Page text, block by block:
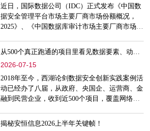
危漏洞。这不仅是一项技术突破，更是一个时代
信号：AI正从网络攻防的辅助工具，演进为重
构格局的核心变量。当漏洞发现
近日，国际数据公司（IDC）正式发布《中国数
据安全管理平台市场主要厂商市场份额概况，
2025》、《中国数据库审计市场主要厂商市场份
据安全管理平台市场份额位列第一，连续两年蝉
联该赛道冠军；同时，安恒信息在中国数据库审
计市场份额斩获第一。双榜夺冠，标志着安恒信
息在数据安全领域的技术实力与市场表现获得市
场的高度认可。数据安全管理平台：连续两年蝉
联第一安恒数盾数据安全管
2026-07-15
2018年至今，西湖论剑数据安全创新实践案例活
动已经办了八届，从政府、央国企、运营商、金
融到民营企业，收到近500个项目，覆盖网络安
这些案例成了行业的实践样本库。今年更直接：
AI和数据要素跑得快，安全底座得跟上。4月，
揭秘安恒信息2026上半年关键帧！